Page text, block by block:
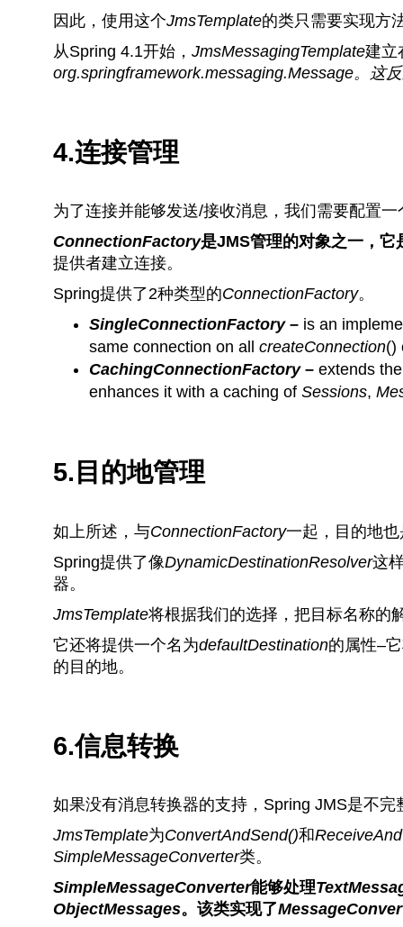
因此，使用这个JmsTemplate的类只需要实现方
从Spring 4.1开始， JmsMessagingTemplate建立
org.springframework.messaging.Message。
这
4.连接管理
为了连接并能够发送/接收消息，我们需要配置一
ConnectionFactory是JMS管理的对象之一，它
提供者建立连接。
Spring提供了2种类型的ConnectionFactory。
SingleConnectionFactory –is an
same connection on all createConnection()
CachingConnectionFactory–extends
enhances it with a caching of Sessions,
5.目的地管理
如上所述，与ConnectionFactory一起，目的地
Spring提供了像DynamicDestinationResolver这
器。
JmsTemplate将根据我们的选择，把目标名称的
它还将提供一个名为defaultDestination的属性–
的目的地。
6.信息转换
如果没有消息转换器的支持，Spring JMS是不完
JmsTemplate为ConvertAndSend()和
SimpleMessageConverter类。
SimpleMessageConverter能够处理
ObjectMessages。该类实现了